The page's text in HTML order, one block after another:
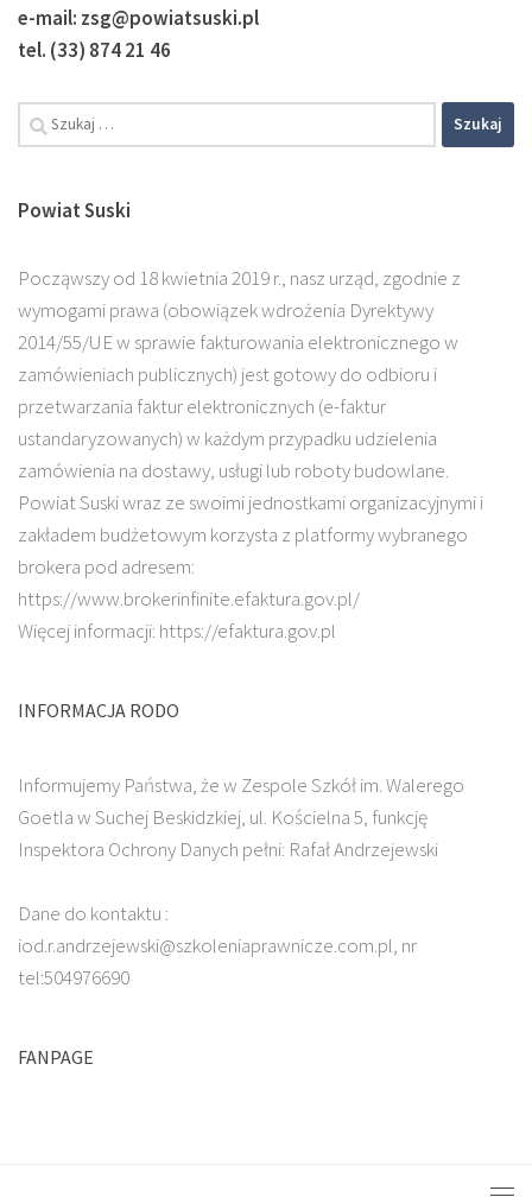
e-mail: zsg@powiatsuski.pl
tel. (33) 874 21 46
Szukaj:
Powiat Suski
Począwszy od 18 kwietnia 2019 r., nasz urząd, zgodnie z
wymogami prawa (obowiązek wdrożenia Dyrektywy
2014/55/UE w sprawie fakturowania elektronicznego w
zamówieniach publicznych) jest gotowy do odbioru i
przetwarzania faktur elektronicznych (e-faktur
ustandaryzowanych) w każdym przypadku udzielenia
zamówienia na dostawy, usługi lub roboty budowlane.
Powiat Suski wraz ze swoimi jednostkami organizacyjnymi i
zakładem budżetowym korzysta z platformy wybranego
brokera pod adresem:
https://www.brokerinfinite.efaktura.gov.pl/
Więcej informacji: https://efaktura.gov.pl
INFORMACJA RODO
Informujemy Państwa, że w Zespole Szkół im. Walerego
Goetla w Suchej Beskidzkiej, ul. Kościelna 5, funkcję
Inspektora Ochrony Danych pełni: Rafał Andrzejewski
Dane do kontaktu :
iod.r.andrzejewski@szkoleniaprawnicze.com.pl, nr
tel:504976690
FANPAGE